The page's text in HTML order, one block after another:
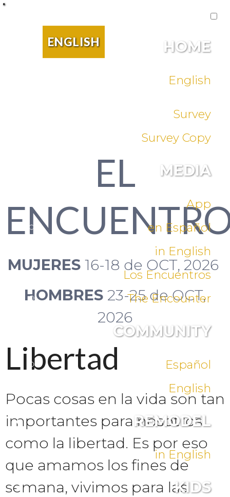
HOME
English
Survey
Survey Copy
MEDIA
App
en Español
in English
Los Encuentros
The Encounter
COMMUNITY
Español
English
REMODEL
in English
KIDS
ENGLISH
EL
MUJERES 16-18 de OCT, 2026
HOMBRES 23-25 de OCT,
2026
Libertad
Pocas cosas en la vida son tan
importantes para nosotros
como la libertad. Es por eso
que amamos los fines de
semana, vivimos para las